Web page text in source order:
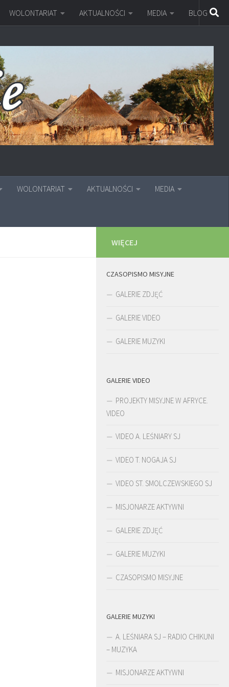
WOLONTARIAT AKTUALNOŚCI MEDIA BLOG
WOLONTARIAT AKTUALNOŚCI MEDIA
WIĘCEJ
CZASOPISMO MISYJNE
GALERIE ZDJĘĆ
GALERIE VIDEO
GALERIE MUZYKI
GALERIE VIDEO
PROJEKTY MISYJNE W AFRYCE.
VIDEO
VIDEO A. LEŚNIARY SJ
VIDEO T. NOGAJA SJ
VIDEO ST. SMOLCZEWSKIEGO SJ
MISJONARZE AKTYWNI
GALERIE ZDJĘĆ
GALERIE MUZYKI
CZASOPISMO MISYJNE
GALERIE MUZYKI
A. LEŚNIARA SJ – RADIO CHIKUNI
– MUZYKA
MISJONARZE AKTYWNI